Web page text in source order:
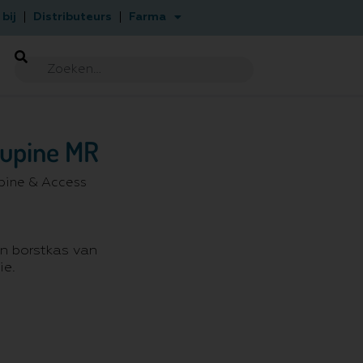
bij Distributeurs Farma
MR
& Access
borstkas van